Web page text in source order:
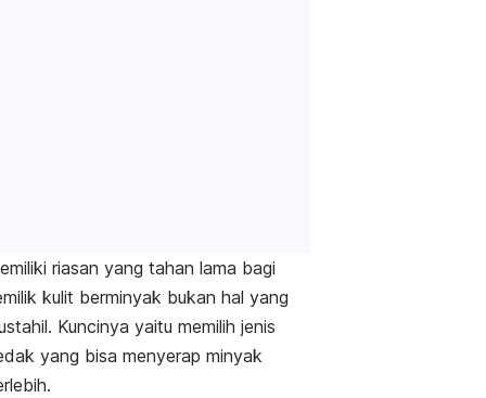
riasan yang tahan lama bagi
kulit berminyak bukan hal yang
Kuncinya yaitu memilih jenis
yang bisa menyerap minyak